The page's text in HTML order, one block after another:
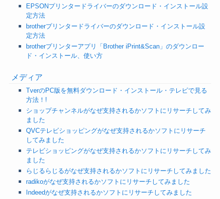
EPSONプリンタードライバーのダウンロード・インストール設
定方法
brotherプリンタードライバーのダウンロード・インストール設
定方法
brotherプリンターアプリ「Brother iPrint&Scan」のダウンロー
ド・インストール、使い方
メディア
TverのPC版を無料ダウンロード・インストール・テレビで見る
方法！!
ショップチャンネルがなぜ支持されるかソフトにリサーチしてみ
ました
QVCテレビショッピングがなぜ支持されるかソフトにリサーチ
してみました
テレビショッピングがなぜ支持されるかソフトにリサーチしてみ
ました
らじるらじるがなぜ支持されるかソフトにリサーチしてみました
radikoがなぜ支持されるかソフトにリサーチしてみました
Indeedがなぜ支持されるかソフトにリサーチしてみました